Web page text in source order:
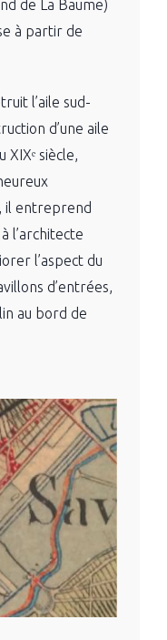
de La Baume)
à partir de
l’aile sud-
d’une aile
siècle,
il entreprend
l’architecte
l’aspect du
d’entrées,
au bord de